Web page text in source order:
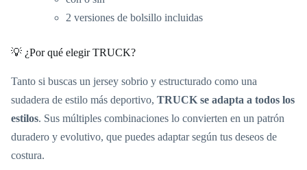
2 versiones de bolsillo incluidas
💡 ¿Por qué elegir TRUCK?
Tanto si buscas un jersey sobrio y estructurado como una
sudadera de estilo más deportivo, TRUCK se adapta a todos los
estilos. Sus múltiples combinaciones lo convierten en un patrón
duradero y evolutivo, que puedes adaptar según tus deseos de
costura.